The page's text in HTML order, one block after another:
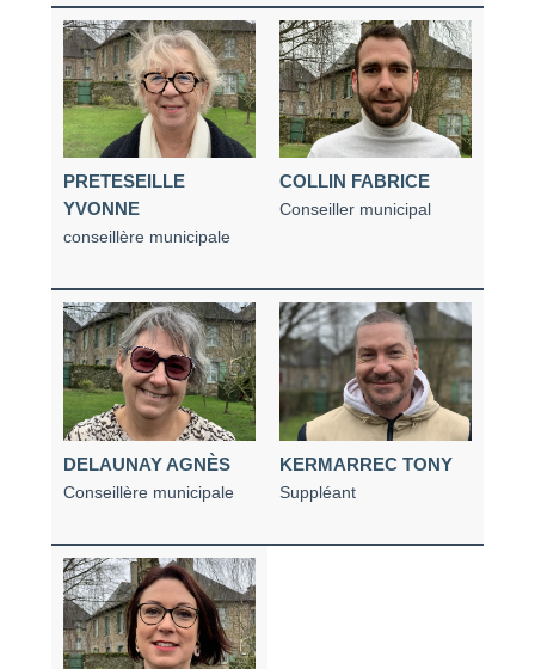
PRETESEILLE
YVONNE
conseillère municipale
COLLIN FABRICE
Conseiller municipal
DELAUNAY AGNÈS
Conseillère municipale
KERMARREC TONY
Suppléant